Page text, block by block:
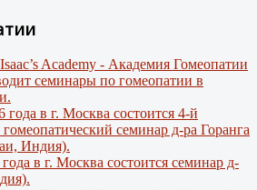
Academy - Академия Гомеопатии
семинары по гомеопатии в
года в г. Москва состоится 4-й
семинар д-ра Горанга
Индия).
в г. Москва состоится семинар д-